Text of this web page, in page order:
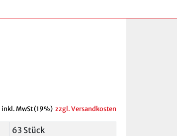
inkl. MwSt (19%) zzgl. Versandkosten
63 Stück